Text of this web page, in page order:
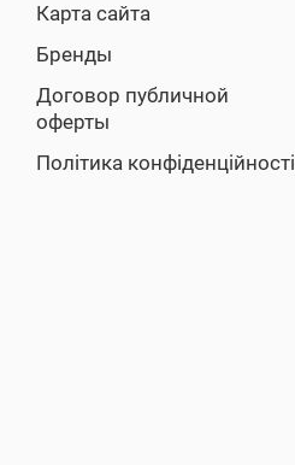
Карта сайта
Бренды
Договор публичной
оферты
Політика конфіденційності